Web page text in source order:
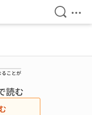
検索を
メ
ることが
読む